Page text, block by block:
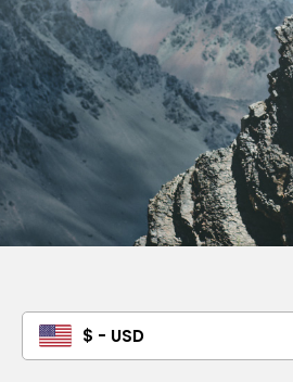
$ - USD